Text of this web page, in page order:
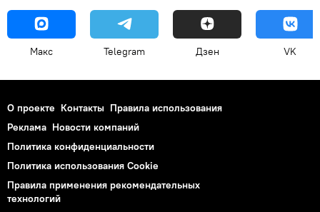
Макс Telegram Дзен VK
О проекте Контакты Правила использования
Реклама Новости компаний
Политика конфиденциальности
Политика использования Cookie
Правила применения рекомендательных
технологий